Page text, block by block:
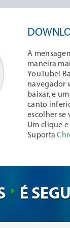
A
maneira
YouTube!
navegador
baixar, e
canto
escolher se
Um clique
Suporta
É